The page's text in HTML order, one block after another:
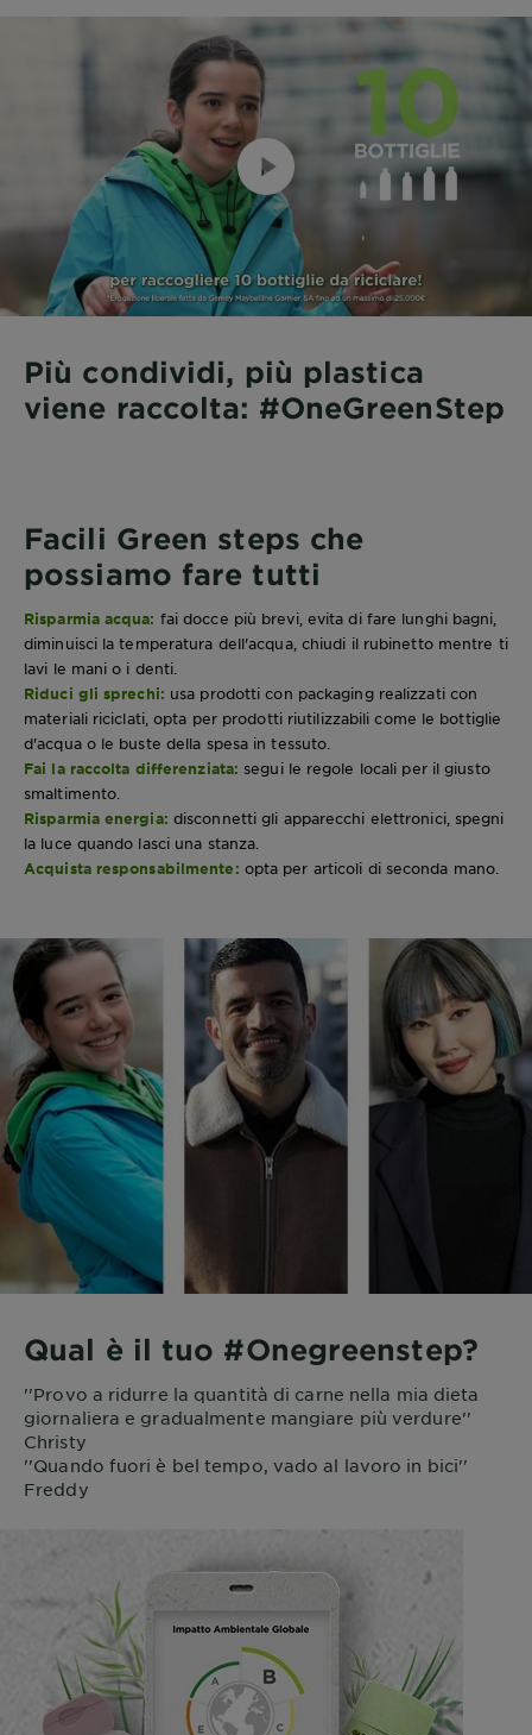
Più condividi, più plastica
viene raccolta: #OneGreenStep
Facili Green steps che
possiamo fare tutti
Risparmia acqua: fai docce più brevi, evita di fare lunghi bagni,
diminuisci la temperatura dell'acqua, chiudi il rubinetto mentre ti
lavi le mani o i denti.
Riduci gli sprechi: usa prodotti con packaging realizzati con
materiali riciclati, opta per prodotti riutilizzabili come le bottiglie
d'acqua o le buste della spesa in tessuto.
Fai la raccolta differenziata: segui le regole locali per il giusto
smaltimento.
Risparmia energia: disconnetti gli apparecchi elettronici, spegni
la luce quando lasci una stanza.
Acquista responsabilmente: opta per articoli di seconda mano.
Qual è il tuo #Onegreenstep?
''Provo a ridurre la quantità di carne nella mia dieta
giornaliera e gradualmente mangiare più verdure''
Christy
''Quando fuori è bel tempo, vado al lavoro in bici''
Freddy